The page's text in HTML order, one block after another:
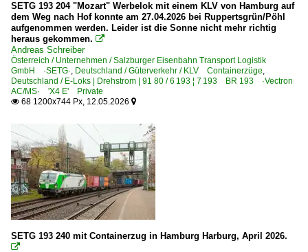
950 München – Rosenheim
951 (München–) Rosenheim – Freilassing (–Salzburg)
971 Augsburg – Buchloe
989 Donauwörth – Nördlingen ·Riesbahn·
990 (München–) Ingolstadt Nord – Treuchtlingen
Agilis Verkehrsgesellschaft mbH und Co. KG
Eisenbahn Logistik Leipzig GmbH ·ELL·
Unternehmen (L - Z)
mgw Service GmbH u. Co.KG, Kassel
Ostdeutsche Eisenbahn GmbH, Parchim ·ODEG·
SETG 193 204 "Mozart" Werbelok mit einem KLV von Hamburg auf
dem Weg nach Hof konnte am 27.04.2026 bei Ruppertsgrün/Pöhl
aufgenommen werden. Leider ist die Sonne nicht mehr richtig
heraus gekommen. 
Andreas Schreiber
Österreich / Unternehmen / Salzburger Eisenbahn Transport Logistik
GmbH ·SETG·, Deutschland / Güterverkehr / KLV Containerzüge,
Deutschland / E-Loks | Drehstrom | 91 80 / 6 193 ¦ 7 193 BR 193 ·Vectron
AC/MS· 'X4 E' Private
 68 1200x744 Px, 12.05.2026 
SETG 193 240 mit Containerzug in Hamburg Harburg, April 2026.
